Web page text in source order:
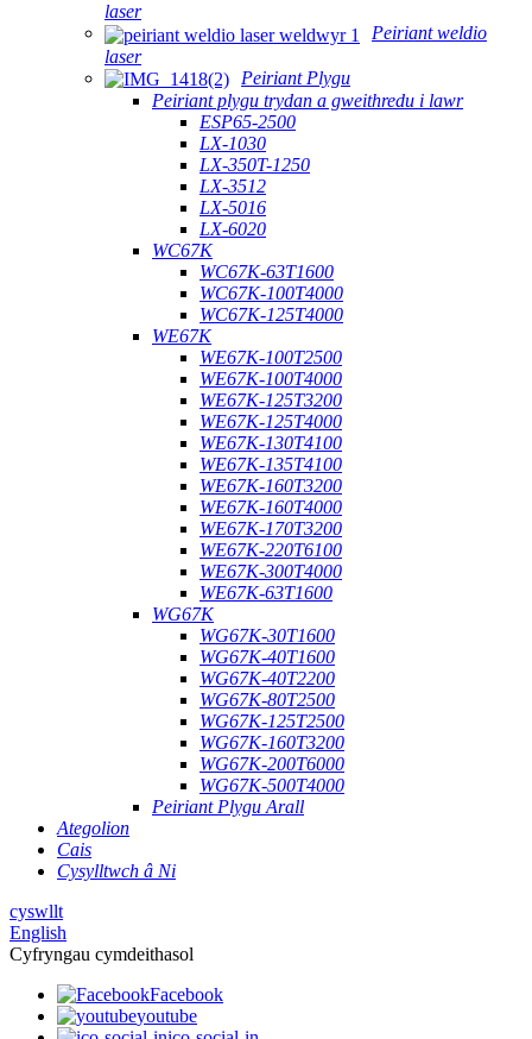
laser
Peiriant weldio
laser
Peiriant Plygu
Peiriant plygu trydan a gweithredu i lawr
ESP65-2500
LX-1030
LX-350T-1250
LX-3512
LX-5016
LX-6020
WC67K
WC67K-63T1600
WC67K-100T4000
WC67K-125T4000
WE67K
WE67K-100T2500
WE67K-100T4000
WE67K-125T3200
WE67K-125T4000
WE67K-130T4100
WE67K-135T4100
WE67K-160T3200
WE67K-160T4000
WE67K-170T3200
WE67K-220T6100
WE67K-300T4000
WE67K-63T1600
WG67K
WG67K-30T1600
WG67K-40T1600
WG67K-40T2200
WG67K-80T2500
WG67K-125T2500
WG67K-160T3200
WG67K-200T6000
WG67K-500T4000
Peiriant Plygu Arall
Ategolion
Cais
Cysylltwch â Ni
cyswllt
English
Cyfryngau cymdeithasol
Facebook
youtube